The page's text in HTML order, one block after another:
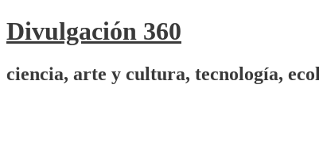
Divulgación 360
ciencia, arte y cultura, tecnología,